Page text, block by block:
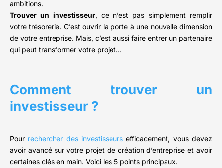
ambitions.
Trouver un investisseur, ce n’est pas simplement remplir
votre trésorerie. C’est ouvrir la porte à une nouvelle dimension
de votre entreprise. Mais, c’est aussi faire entrer un partenaire
qui peut transformer votre projet…
Comment trouver un
investisseur ?
Pour rechercher des investisseurs efficacement, vous devez
avoir avancé sur votre projet de création d’entreprise et avoir
certaines clés en main. Voici les 5 points principaux.